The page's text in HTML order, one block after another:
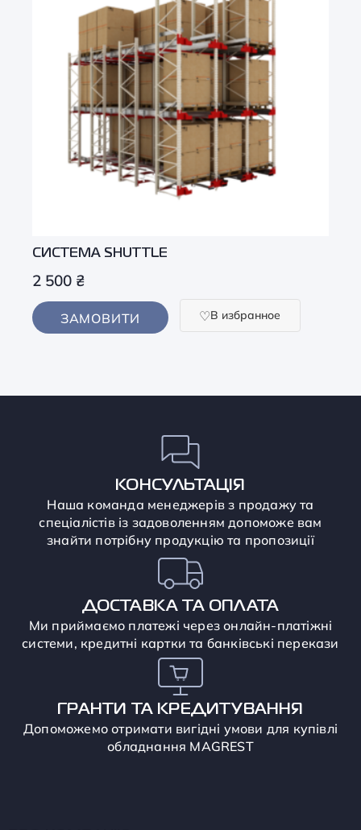
СИСТЕМА SHUTTLE
2 500 ₴
ЗАМОВИТИ В избранное
КОНСУЛЬТАЦІЯ
Наша команда менеджерів з продажу та
спеціалістів із задоволенням допоможе вам
знайти потрібну продукцію та пропозиції
ДОСТАВКА ТА ОПЛАТА
Ми приймаємо платежі через онлайн-платіжні
системи, кредитні картки та банківські перекази
ГРАНТИ ТА КРЕДИТУВАННЯ
Допоможемо отримати вигідні умови для купівлі
обладнання MAGREST